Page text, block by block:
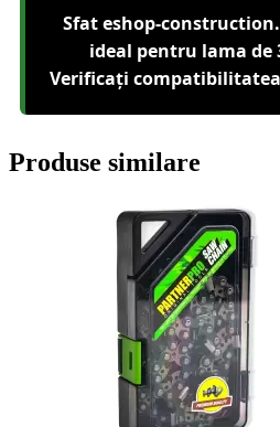
Sfat eshop-
ideal pentru lama de
Verificați
Produse similare